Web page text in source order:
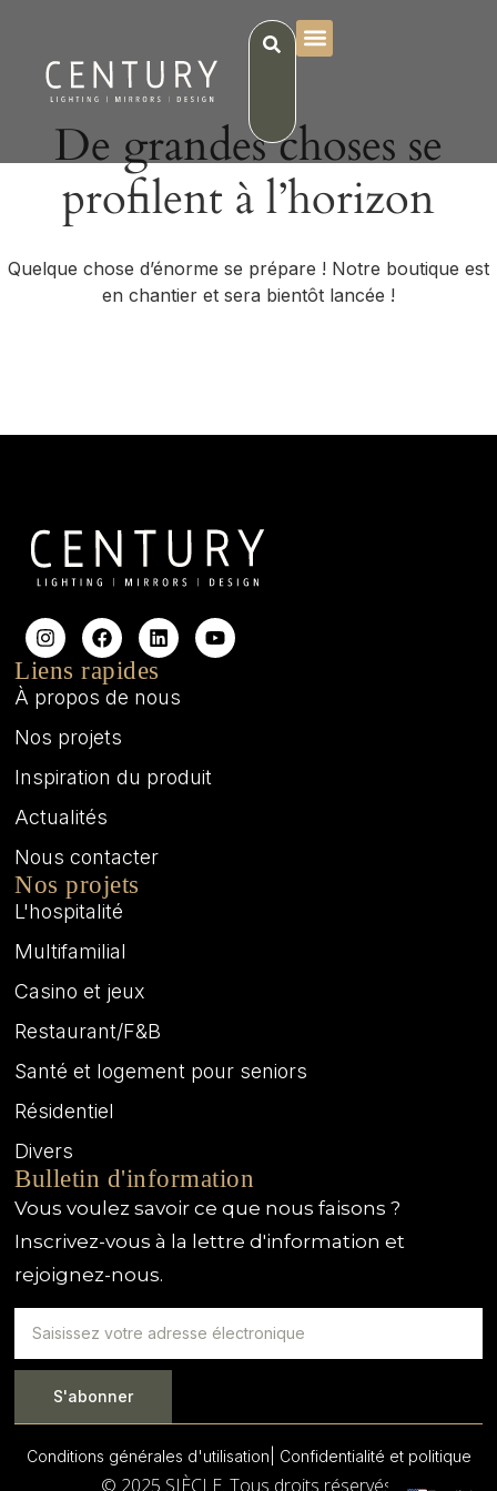
De grandes choses se
profilent à l’horizon
Quelque chose d’énorme se prépare ! Notre boutique est
en chantier et sera bientôt lancée !
Liens rapides
À propos de nous
Nos projets
Inspiration du produit
Actualités
Nous contacter
Nos projets
L'hospitalité
Multifamilial
Casino et jeux
Restaurant/F&B
Santé et logement pour seniors
Résidentiel
Divers
Bulletin d'information
Vous voulez savoir ce que nous faisons ?
Inscrivez-vous à la lettre d'information et
rejoignez-nous.
S'abonner
Conditions générales d'utilisation | Confidentialité et politique
© 2025 SIÈCLE. Tous droits réservés.